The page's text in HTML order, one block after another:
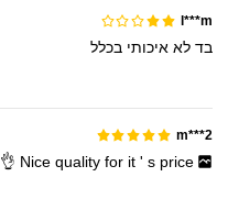
l***m
בדלאאיכותיבכלל
m***2
Nicequalityfor it's price
👌